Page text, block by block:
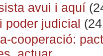
avui i aquí
poder judicial
cooperació: